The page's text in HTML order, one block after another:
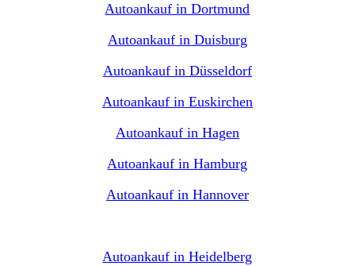
Autoankauf in Dortmund
Autoankauf in Duisburg
Autoankauf in Düsseldorf
Autoankauf in Euskirchen
Autoankauf in Hagen
Autoankauf in Hamburg
Autoankauf in Hannover
Autoankauf in Heidelberg